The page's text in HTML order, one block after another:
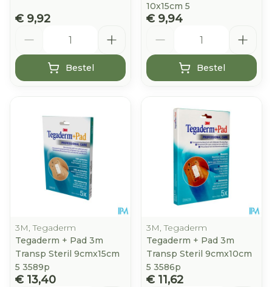
€ 9,92
Bestel
10x15cm 5
€ 9,94
Bestel
3M, Tegaderm
Tegaderm + Pad 3m
Transp Steril 9cmx15cm
5 3589p
€ 13,40
3M, Tegaderm
Tegaderm + Pad 3m
Transp Steril 9cmx10cm
5 3586p
€ 11,62